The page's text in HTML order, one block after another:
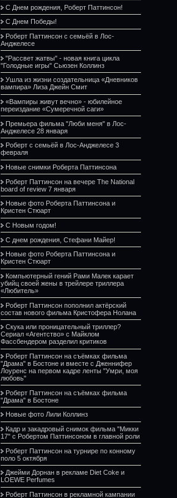
С Днем рождения, Роберт Паттинсон!
С Днем Победы!
Роберт Паттинсон с семьёй в Лос-
Анджелесе
"Рассвет жатвы" - новая книга цикла
"Голодные игры" Сьюзен Коллинз
Ушла из жизни создательница «Дневников
вампира» Лиза Джейн Смит
«Вампиры живут вечно» - юбилейное
переиздание «Сумеречной саги»
Премьера фильма "Люби меня" в Лос-
Анджелесе 28 января
Роберт с семьёй в Лос-Анджелесе 3
февраля
Новые снимки Роберта Паттинсона
Роберт Паттинсон на вечере The National
board of review 7 января
Новые фото Роберта Паттинсона и
Кристен Стюарт
С Новым годом!
С днем рождения, Стефани Майер!
Новые фото Роберта Паттинсона и
Кристен Стюарт
Компьютерный гений Рами Малек карает
убийц своей жены в трейлере триллера
«Любитель»
Роберт Паттинсон пополнил актёрский
состав нового фильма Кристофера Нолана
Скука или проницательный триллер?
Сериал «Агентство» с Майклом
Фассбендером разделил критиков
Роберт Паттинсон на съёмках фильма
"Драма" в Бостоне и вместе с Дженнифер
Лоуренс на первом кадре ленты "Умри, моя
любовь"
Роберт Паттинсон на съёмках фильма
"Драма" в Бостоне
Новые фото Лили Коллинз
Кадр и закадровый снимок фильма "Микки
17" с Робертом Паттинсоном в главной роли
Роберт Паттинсон на турнире по конному
поло 5 октября
Джейми Дорнан в рекламе Diet Coke и
LOEWE Perfumes
Роберт Паттинсон в рекламной кампании